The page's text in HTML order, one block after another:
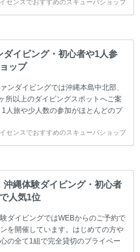
ご用意しています。 当スクールを受
人参加などの少人数のご参加が最も
種ダイビングライセンス取得コース
ャンペーンを行っています。 ベーシ
ード) 1日間+eラーニング 最安値キ
税込) ￥16800(税込) 器材 / 送
み ダイビング...
センスでおすすめのスキューバショップ
ダイビング・初心者や1人参
ップ
ンダイビングでは沖縄本島中北部、
所以上のダイビングスポットへご案
1人旅や少人数の参加がほとんどのプ
しめるようにリフレッシュダイビン
しています。お1人様も初心者の方
たお客様、ファンダイビングのリピ
ンダイビングの全てのコース費が
材レンタルが50%OFFになります。
チ・ファンダイビング ￥13800(税
ウエイト / タンク / 送迎...
センスでおすすめのスキューバショップ
沖縄体験ダイビング・初心者
人気1位
ダイビングではWEBからのご予約で
を開催しています。はじめての方や
の全て1組で完全貸切のプライベー